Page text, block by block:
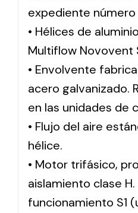
expediente
• Hélices de
Multiflow Novovent
• Envolvente
acero galvanizado.
en las unidades de
• Flujo del aire
hélice.
• Motor trifásico,
aislamiento clase
funcionamiento S1